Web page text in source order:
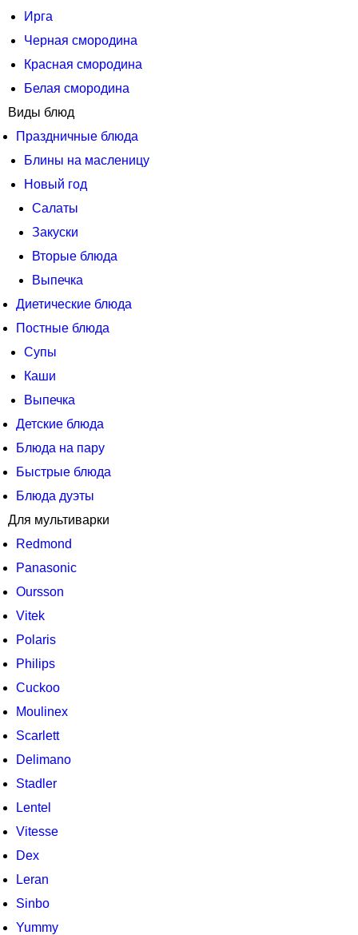
Ирга
Черная смородина
Красная смородина
Белая смородина
Виды блюд
Праздничные блюда
Блины на масленицу
Новый год
Салаты
Закуски
Вторые блюда
Выпечка
Диетические блюда
Постные блюда
Супы
Каши
Выпечка
Детские блюда
Блюда на пару
Быстрые блюда
Блюда дуэты
Для мультиварки
Redmond
Panasonic
Oursson
Vitek
Polaris
Philips
Cuckoo
Moulinex
Scarlett
Delimano
Stadler
Lentel
Vitesse
Dex
Leran
Sinbo
Yummy